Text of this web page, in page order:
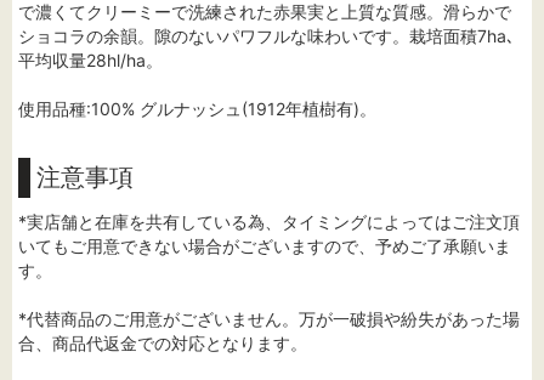
で濃くてクリーミーで洗練された赤果実と上質な質感。滑らかで
ショコラの余韻。隙のないパワフルな味わいです。栽培面積7ha､
平均収量28hl/ha。
使用品種:100% グルナッシュ(1912年植樹有)。
注意事項
*実店舗と在庫を共有している為、タイミングによってはご注文頂
いてもご用意できない場合がございますので、予めご了承願いま
す。
*代替商品のご用意がございません。万が一破損や紛失があった場
合、商品代返金での対応となります。